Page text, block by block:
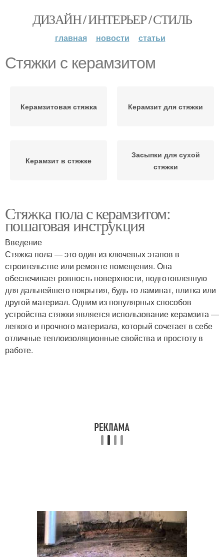
ДИЗАЙН / ИНТЕРЬЕР / СТИЛЬ
главная новости статьи
Стяжки с керамзитом
Керамзитовая стяжка Керамзит для стяжки
Керамзит в стяжке
Засыпки для сухой
стяжки
Стяжка пола с керамзитом:
пошаговая инструкция
Введение
Стяжка пола — это один из ключевых этапов в
строительстве или ремонте помещения. Она
обеспечивает ровность поверхности, подготовленную
для дальнейшего покрытия, будь то ламинат, плитка или
другой материал. Одним из популярных способов
устройства стяжки является использование керамзита —
легкого и прочного материала, который сочетает в себе
отличные теплоизоляционные свойства и простоту в
работе.